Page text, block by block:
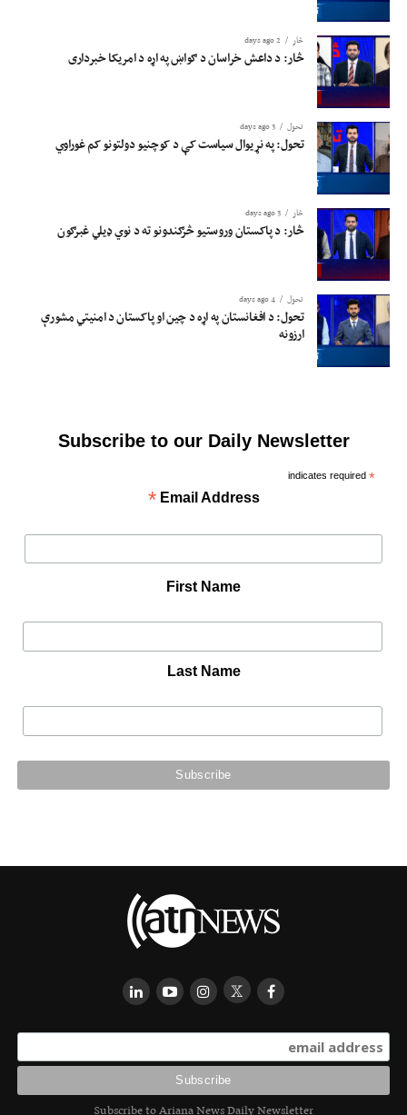
څار 2 days ago
څار: د داعش خراسان د ګواښ په اړه د امریکا خبرداری
تحول 3 days ago
تحول: په نړیوال سیاست کې د کوچنیو دولتونو کم غوراوي
څار 3 days ago
څار: د پاکستان وروستیو څرګندونو ته د نوي ډیلي غبرګون
تحول 4 days ago
تحول: د افغانستان په اړه د چین او پاکستان د امنیتي مشورې
ارزونه
Subscribe to our Daily Newsletter
*
indicates required
Email Address
*
First Name
Last Name
Subscribe to Ariana News Daily Newsletter